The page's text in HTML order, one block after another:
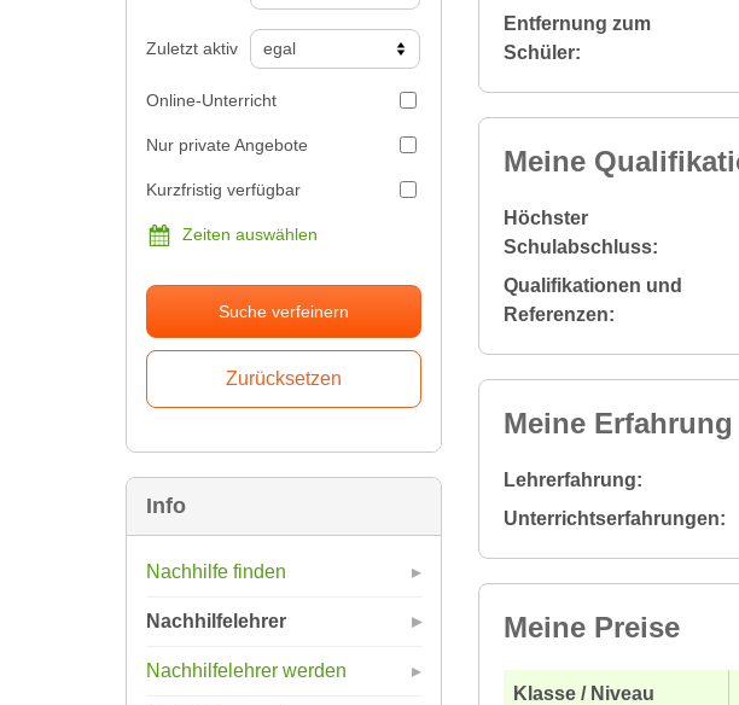
Zuletzt aktiv
Online-Unterricht
Nur private Angebote
Kurzfristig verfügbar
Zeiten auswählen
Suche verfeinern
Info
Nachhilfe finden
Nachhilfelehrer
Nachhilfelehrer werden
Entfernung zum
Schüler:
Meine
Höchster
Schulabschluss:
Qualifikationen und
Referenzen:
Meine Erfahrung
Lehrerfahrung:
Unterrichtserfahrungen:
Meine Preise
Klasse / Niveau